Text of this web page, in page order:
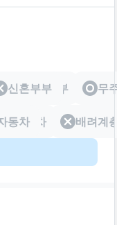
신혼부부
신혼부부 무
자동차 배려
동차 배려계